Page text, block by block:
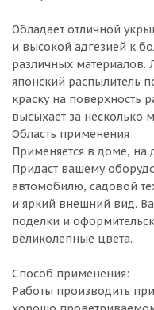
Обладает отличной
и высокой адгезией к
различных материалов.
японский распылитель
краску на поверхность
высыхает за несколько
Область применения
Применяется в доме, на
Придаст вашему
автомобилю, садовой
и яркий внешний вид.
поделки и
великолепные цвета.
Способ применения:
Работы производить